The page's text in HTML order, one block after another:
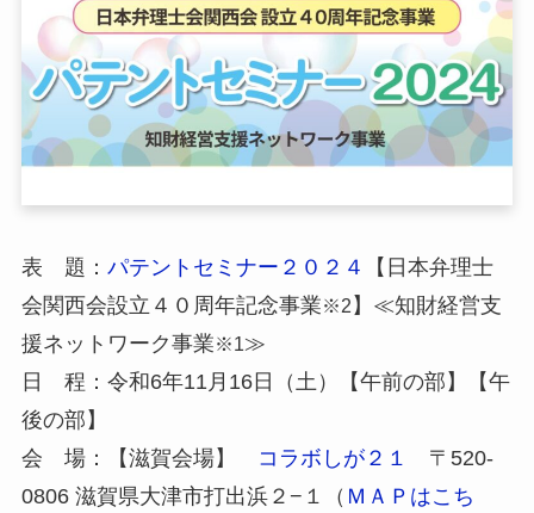
表 題： パテントセミナー２０２４
【日本弁理士
会関西会設立４０周年記念事業※2 】≪知財経営支
援ネットワーク事業※1≫
日 程：令和6年11月16日（土）【午前の部】【午
後の部】
会 場：【滋賀会場】
コラボしが２１
〒520-
0806 滋賀県大津市打出浜２−１（ ＭＡＰはこち